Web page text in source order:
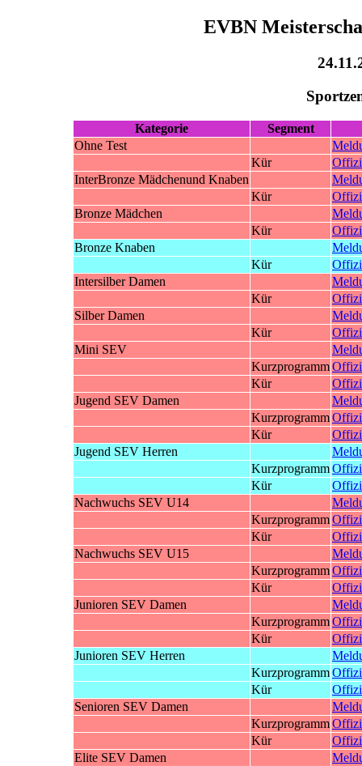
EVBN
Kategorie
Segment
Ohne Test
Kür
InterBronze Mädchenund Knaben
Kür
Bronze Mädchen
Kür
Bronze Knaben
Kür
Intersilber Damen
Kür
Silber Damen
Kür
Mini SEV
Kurzprogramm
Kür
Jugend SEV Damen
Kurzprogramm
Kür
Jugend SEV Herren
Kurzprogramm
Kür
Nachwuchs SEV U14
Kurzprogramm
Kür
Nachwuchs SEV U15
Kurzprogramm
Kür
Junioren SEV Damen
Kurzprogramm
Kür
Junioren SEV Herren
Kurzprogramm
Kür
Senioren SEV Damen
Kurzprogramm
Kür
Elite SEV Damen